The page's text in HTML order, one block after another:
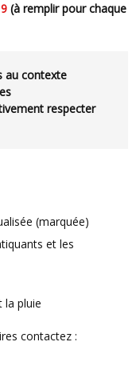
(à remplir pour chaque
respecter
(marquée)
et les
la pluie
contactez :